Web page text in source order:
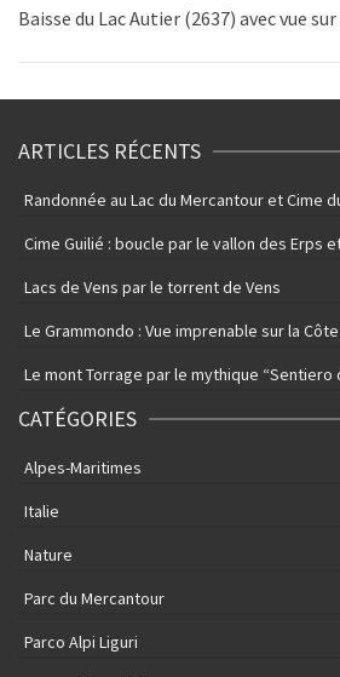
Baisse du Lac Autier (2637) avec vue
ARTICLES RÉCENTS
Randonnée au Lac du Mercantour et Cime
Cime Guilié : boucle par le vallon des Erps
Lacs de Vens par le torrent de Vens
Le Grammondo : Vue imprenable sur la Côte
Le mont Torrage par le mythique “Sentiero
CATÉGORIES
Alpes-Maritimes
Italie
Nature
Parc du Mercantour
Parco Alpi Liguri